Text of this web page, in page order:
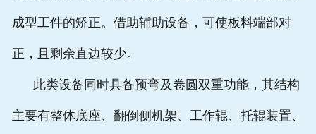
联系我们
成型工件的矫正。借助辅助设备，可使板料端部对
正，且剩余直边较少。
此类设备同时具备预弯及卷圆双重功能，其结构
主要有整体底座、翻倒侧机架、工作辊、托辊装置、